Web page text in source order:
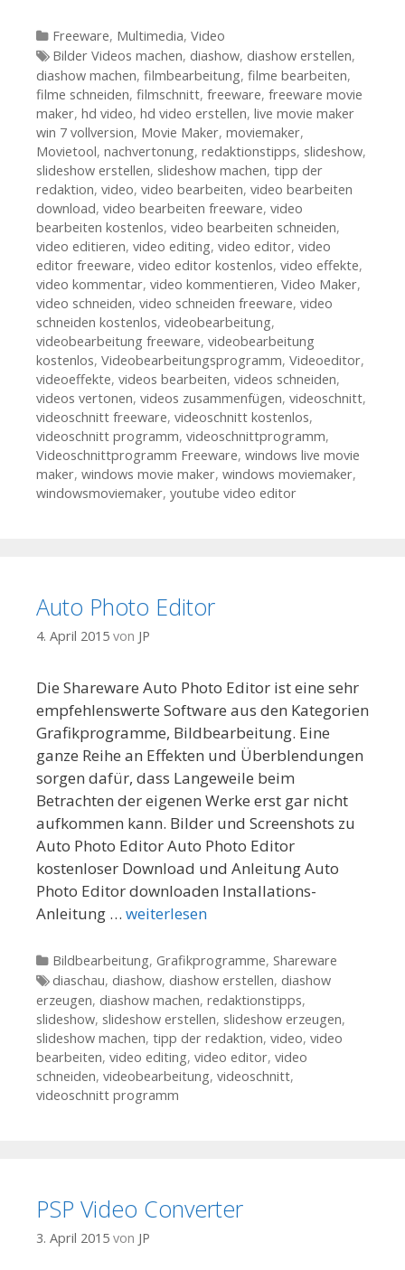
Kategorien
Freeware, Multimedia, Video
Tags
Bilder Videos machen, diashow, diashow erstellen,
diashow machen, filmbearbeitung, filme bearbeiten,
filme schneiden, filmschnitt, freeware, freeware movie
maker, hd video, hd video erstellen, live movie maker
win 7 vollversion, Movie Maker, moviemaker,
Movietool, nachvertonung, redaktionstipps, slideshow,
slideshow erstellen, slideshow machen, tipp der
redaktion, video, video bearbeiten, video bearbeiten
download, video bearbeiten freeware, video
bearbeiten kostenlos, video bearbeiten schneiden,
video editieren, video editing, video editor, video
editor freeware, video editor kostenlos, video effekte,
video kommentar, video kommentieren, Video Maker,
video schneiden, video schneiden freeware, video
schneiden kostenlos, videobearbeitung,
videobearbeitung freeware, videobearbeitung
kostenlos, Videobearbeitungsprogramm, Videoeditor,
videoeffekte, videos bearbeiten, videos schneiden,
videos vertonen, videos zusammenfügen, videoschnitt,
videoschnitt freeware, videoschnitt kostenlos,
videoschnitt programm, videoschnittprogramm,
Videoschnittprogramm Freeware, windows live movie
maker, windows movie maker, windows moviemaker,
windowsmoviemaker, youtube video editor
Auto Photo Editor
4. April 2015 von JP
Die Shareware Auto Photo Editor ist eine sehr
empfehlenswerte Software aus den Kategorien
Grafikprogramme, Bildbearbeitung. Eine
ganze Reihe an Effekten und Überblendungen
sorgen dafür, dass Langeweile beim
Betrachten der eigenen Werke erst gar nicht
aufkommen kann. Bilder und Screenshots zu
Auto Photo Editor Auto Photo Editor
kostenloser Download und Anleitung Auto
Photo Editor downloaden Installations-
Anleitung … weiterlesen
Kategorien
Bildbearbeitung, Grafikprogramme, Shareware
Tags
diaschau, diashow, diashow erstellen, diashow
erzeugen, diashow machen, redaktionstipps,
slideshow, slideshow erstellen, slideshow erzeugen,
slideshow machen, tipp der redaktion, video, video
bearbeiten, video editing, video editor, video
schneiden, videobearbeitung, videoschnitt,
videoschnitt programm
PSP Video Converter
3. April 2015 von JP